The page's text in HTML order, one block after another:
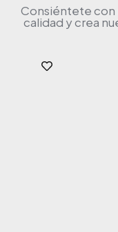
Consiéntete con
calidad y crea